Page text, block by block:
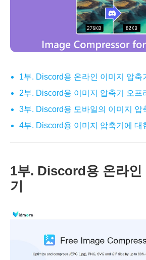
1부. Discord용 온라인 이미지 압축
2부. Discord용 이미지 압축기 오프
3부. Discord용 모바일의 이미지 압
4부. Discord용 이미지 압축기에 대
1부. Discord용 온라인
기